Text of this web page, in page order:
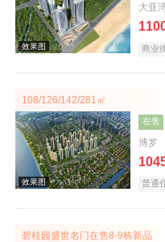
实景图
效果图
大亚
商业
108/126/142/281㎡
在售
博罗
普通
碧桂园盛世名门在售8-9栋新品